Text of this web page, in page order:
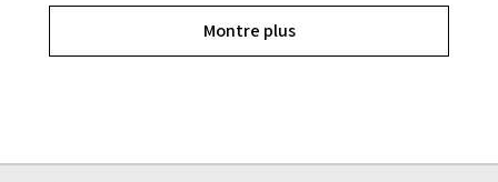
Montre plus